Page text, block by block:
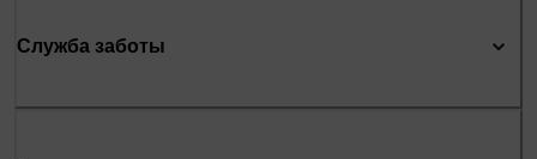
Служба заботы